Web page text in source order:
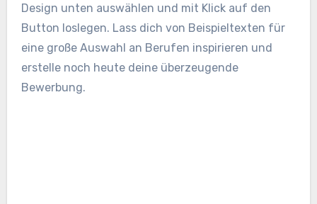
Design unten auswählen und mit Klick auf den
Button loslegen. Lass dich von Beispieltexten für
eine große Auswahl an Berufen inspirieren und
erstelle noch heute deine überzeugende
Bewerbung.